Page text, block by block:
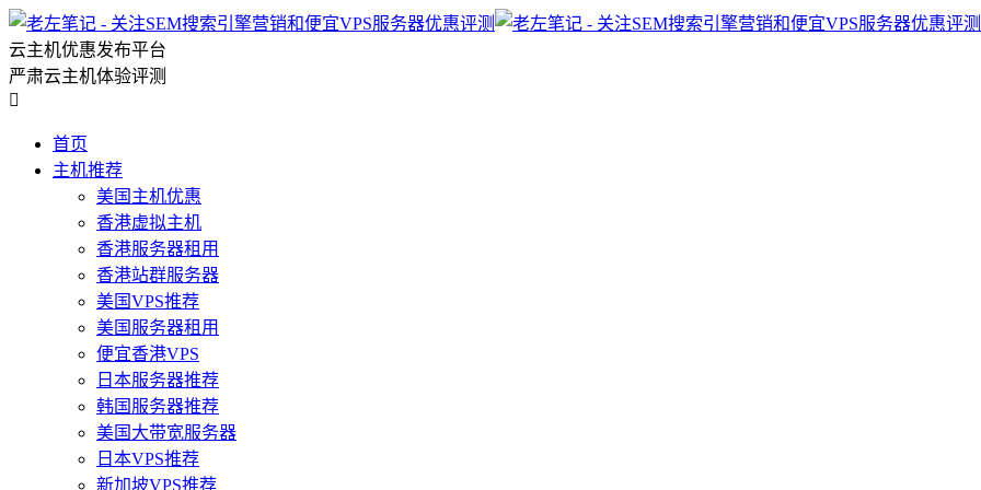
云主机优惠发布平台
严肃云主机体验评测

首页
主机推荐
美国主机优惠
香港虚拟主机
香港服务器租用
香港站群服务器
美国VPS推荐
美国服务器租用
便宜香港VPS
日本服务器推荐
韩国服务器推荐
美国大带宽服务器
日本VPS推荐
新加坡VPS推荐